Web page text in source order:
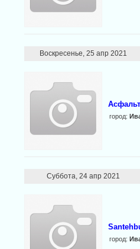
Воскресенье, 25 апр 2021
город:
Суббота, 24 апр 2021
город: